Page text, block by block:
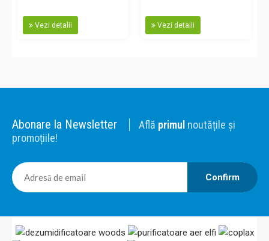
Vezi detalii Vezi detalii
Abonare la Newsletter Află primul noutățile și
promoțiile!
Confirm